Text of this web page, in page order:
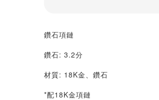
鑽石項鏈
鑽石: 3.2分
材質: 18K金、鑽石
*配18K金項鏈